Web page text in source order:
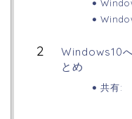
Windows10
とめ
共有: